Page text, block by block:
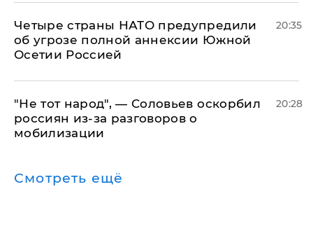
Четыре страны НАТО предупредили
об угрозе полной аннексии Южной
Осетии Россией
20:35
​"Не тот народ", — Соловьев оскорбил
россиян из-за разговоров о
мобилизации
20:28
Смотреть ещё